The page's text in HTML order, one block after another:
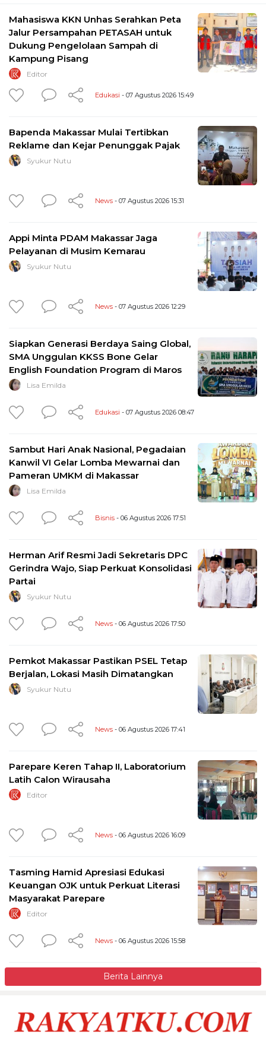
Mahasiswa KKN Unhas Serahkan Peta
Jalur Persampahan PETASAH untuk
Dukung Pengelolaan Sampah di
Kampung Pisang
Editor
Edukasi - 07 Agustus 2026 15:49
Bapenda Makassar Mulai Tertibkan
Reklame dan Kejar Penunggak Pajak
Syukur Nutu
News - 07 Agustus 2026 15:31
Appi Minta PDAM Makassar Jaga
Pelayanan di Musim Kemarau
Syukur Nutu
News - 07 Agustus 2026 12:29
Siapkan Generasi Berdaya Saing Global,
SMA Unggulan KKSS Bone Gelar
English Foundation Program di Maros
Lisa Emilda
Edukasi - 07 Agustus 2026 08:47
Sambut Hari Anak Nasional, Pegadaian
Kanwil VI Gelar Lomba Mewarnai dan
Pameran UMKM di Makassar
Lisa Emilda
Bisnis - 06 Agustus 2026 17:51
Herman Arif Resmi Jadi Sekretaris DPC
Gerindra Wajo, Siap Perkuat Konsolidasi
Partai
Syukur Nutu
News - 06 Agustus 2026 17:50
Pemkot Makassar Pastikan PSEL Tetap
Berjalan, Lokasi Masih Dimatangkan
Syukur Nutu
News - 06 Agustus 2026 17:41
Parepare Keren Tahap II, Laboratorium
Latih Calon Wirausaha
Editor
News - 06 Agustus 2026 16:09
Tasming Hamid Apresiasi Edukasi
Keuangan OJK untuk Perkuat Literasi
Masyarakat Parepare
Editor
News - 06 Agustus 2026 15:58
Berita Lainnya